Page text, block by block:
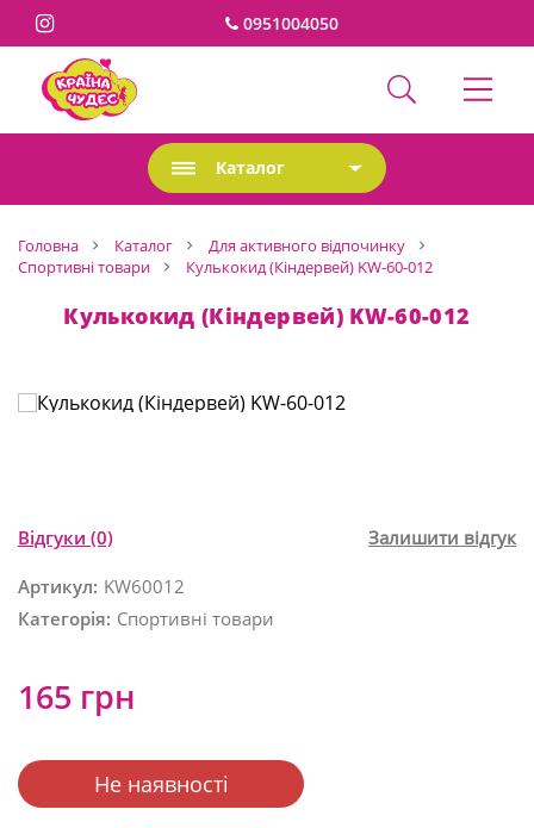
0951004050
Каталог
Головна Каталог
Для активного відпочинку
Спортивні товари
Кулькокид (Кіндервей) KW-60-012
Кулькокид (Кіндервей) KW-60-012
Відгуки (0) Залишити відгук
Артикул: KW60012
Категорія: Спортивні товари
165 грн
Не наявності